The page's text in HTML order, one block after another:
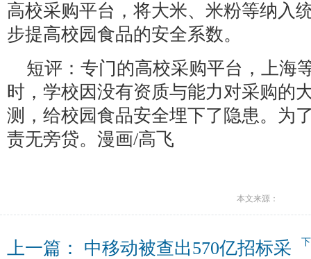
高校采购平台，将大米、米粉等纳入
步提高校园食品的安全系数。
短评：专门的高校采购平台，上海
时，学校因没有资质与能力对采购的
测，给校园食品安全埋下了隐患。为
责无旁贷。漫画/高飞
本文来源：
上一篇： 中移动被查出570亿招标采